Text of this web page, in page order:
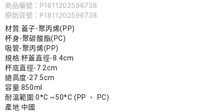
商品編號：P1811202596738
原始貨號：P1811202596738
材質:蓋子-聚丙烯(PP)
杯身-聚碳酸酯(PC)
吸管-聚丙烯(PP)
規格:杯蓋直徑-8.4cm
杯底直徑-7.2cm
總高度-27.5cm
容量:850ml
耐溫範圍:0*C ~50*C (PP 、 PC)
產地:中國